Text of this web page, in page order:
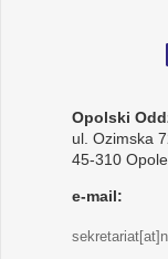
Opolski
ul. Ozimska
45-310 Opole
e-mail: